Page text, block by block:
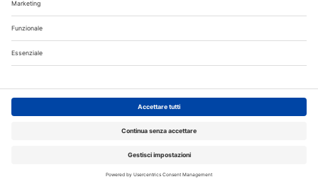
Speciali in Evidenza